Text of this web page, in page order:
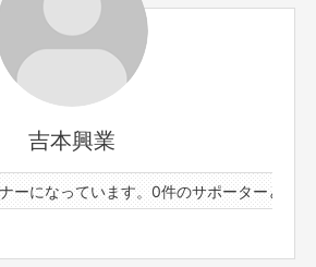
吉本興業
なっています。0件のサポーターと73件の
お届け予定日
2025年10月
21:00
れたアテをせめる。が食べながら2人
を飲む配信。
ださい！お喋りもしましょう！
10/19(日)23:59までお買い求め頂け